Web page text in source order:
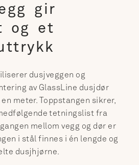
gir
og et
dusjveggen og
av GlassLine dusjdør
meter. Toppstangen sikrer,
tetningslist fra
mellom vegg og dør er
i stål finnes i én lengde og
dusjhjørne.